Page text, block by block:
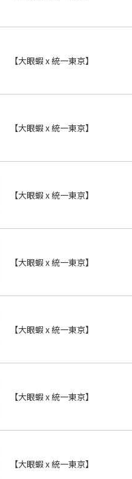
【大眼蝦 x 統一東京】
【大眼蝦 x 統一東京】
【大眼蝦 x 統一東京】
【大眼蝦 x 統一東京】
【大眼蝦 x 統一東京】
【大眼蝦 x 統一東京】
【大眼蝦 x 統一東京】